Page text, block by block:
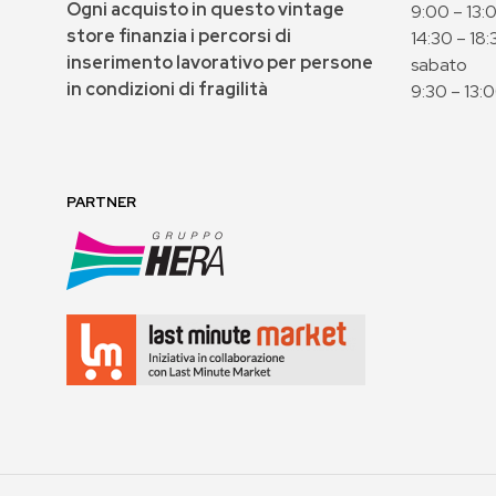
Ogni acquisto in questo vintage
store finanzia i percorsi di
inserimento lavorativo per persone
in condizioni di fragilità
9:00 –
14:30 –
sabato
9:30 –
PARTNER